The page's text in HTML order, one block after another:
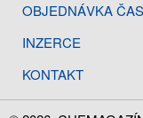
OBJEDNÁVKA
INZERCE
KONTAKT